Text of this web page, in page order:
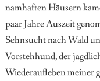
namhaften Häusern
paar Jahre Auszeit
Sehnsucht nach Wald
Vorstehhund, der
Wiederaufleben meiner